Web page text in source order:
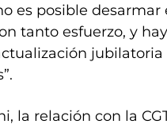
es posible
tanto esfuerzo, y
la relación con la